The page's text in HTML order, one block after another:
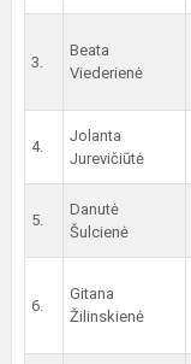
3.
Beata
Viederienė
4.
Jolanta
Jurevičiūtė
5.
Danutė
Šulcienė
6.
Gitana
Žilinskienė